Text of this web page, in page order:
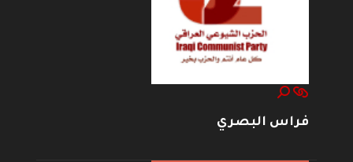
فراس البصري